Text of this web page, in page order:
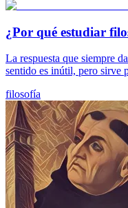
¿Por qué estudiar
La respuesta que siempre
sentido es inútil, pero sirve
filosofía